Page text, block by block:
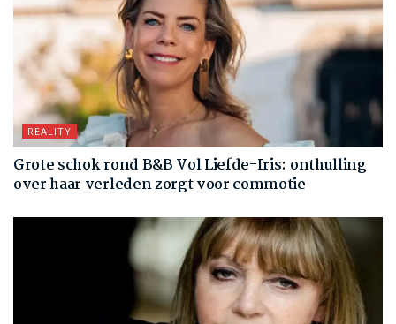
REALITY
Grote schok rond B&B Vol Liefde-Iris: onthulling
over haar verleden zorgt voor commotie